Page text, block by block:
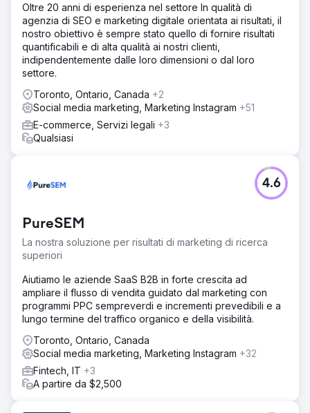
Abbiamo condotto un audit creativo completo, un'analisi
competitiva e una revisione del posizionamento per
individuare opportunità di crescita. Da lì, abbiamo
elaborato un piano di crescita di 90 giorni che includeva
temi di test, brief pubblicitari, wireframe per landing page
e ipotesi creative personalizzate in base al percorso del
cliente.
Risultato
Il team NIKU ha ottenuto una roadmap completamente
praticabile e un sistema di test creativi da poter eseguire
coinvolgimento post-clic e informazioni più chiare su quali
angolazioni degli annunci fossero più in sintonia con
Vai alla pagina agenzia
Oltre 20 anni di esperienza nel settore In qualità di
agenzia di SEO e marketing digitale orientata ai risultati, il
nostro obiettivo è sempre stato quello di fornire risultati
quantificabili e di alta qualità ai nostri clienti,
indipendentemente dalle loro dimensioni o dal loro
settore.
Toronto, Ontario, Canada +2
Social media marketing, Marketing Instagram +51
E-commerce, Servizi legali +3
Qualsiasi
PureSEM
La nostra soluzione per risultati di marketing di ricerca
superiori
4.6
Aiutiamo le aziende SaaS B2B in forte crescita ad
ampliare il flusso di vendita guidato dal marketing con
programmi PPC sempreverdi e incrementi prevedibili e a
lungo termine del traffico organico e della visibilità.
Toronto, Ontario, Canada
Social media marketing, Marketing Instagram +32
Fintech, IT +3
A partire da $2,500